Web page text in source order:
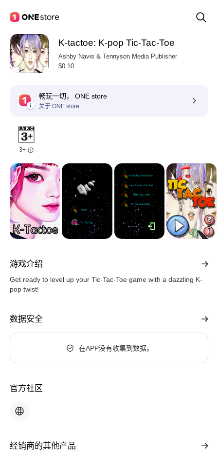
K-tactoe: K-pop Tic-Tac-Toe
Ashby Navis & Tennyson Media Publisher
$0.10
畅玩一切， ONE store
关于 ONE store
3+
游戏介绍
Get ready to level up your Tic-Tac-Toe game with a dazzling K-
pop twist!
数据安全
在APP没有收集到数据。
官方社区
经销商的其他产品